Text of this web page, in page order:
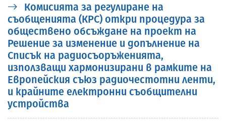
Комисията за регулиране на
съобщенията (КРС) откри процедура за
обществено обсъждане на проект на
Решение за изменение и допълнение на
Списък на радиосъоръженията,
използващи хармонизирани в рамките на
Европейския съюз радиочестотни ленти,
и крайните електронни съобщителни
устройства